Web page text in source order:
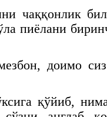
чаққонлик
пиёлани
доимо
қўйиб,